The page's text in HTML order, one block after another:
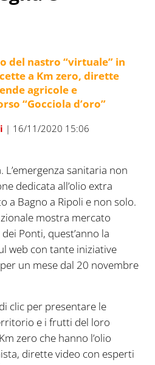
del nastro “virtuale” in
a Km zero, dirette
agricole e
“Gocciola d’oro”
| 16/11/2020 15:06
sanitaria non
dedicata all’olio extra
a Bagno a Ripoli e non solo.
mostra mercato
Ponti, quest’anno la
web con tante iniziative
un mese dal 20 novembre
clic per presentare le
e i frutti del loro
zero che hanno l’olio
dirette video con esperti